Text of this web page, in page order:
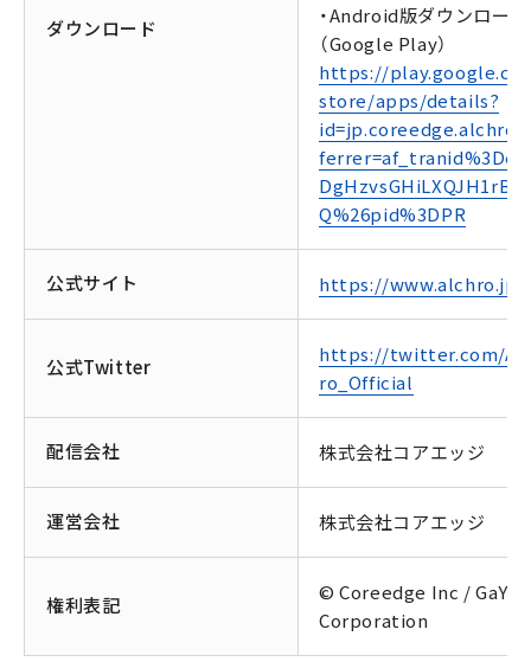
ダウンロード
・Android版ダウンロード
（Google Play）
https://
store/apps/details?
DgHzvsGHiLXQJH1rB-
Q%26pid%3DPR
公式サイト https://www.alchro.jp/
公式Twitter
https://twitter.com/
ro_Official
配信会社 株式会社コアエッジ
運営会社 株式会社コアエッジ
権利表記
© Coreedge Inc / GaYa
Corporation